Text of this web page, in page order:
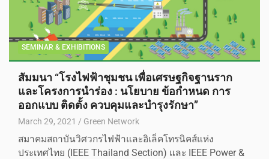
SEMINAR & EXHIBITIONS
สัมมนา “โรงไฟฟ้าชุมชน เพื่อเศรษฐกิจฐานราก
และโครงการนำร่อง : นโยบาย ข้อกำหนด การ
ออกแบบ ติดตั้ง ควบคุมและบำรุงรักษา”
March 29, 2021 Green Network
สมาคมสถาบันวิศวกรไฟฟ้าและอิเล็คโทรนิคส์แห่ง
ประเทศไทย (IEEE Thailand Section) และ IEEE Power &